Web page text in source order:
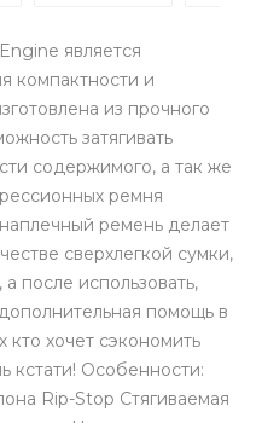
является
компактности и
из прочного
затягивать
содержимого, а так же
ремня
ремень делает
сверхлегкой сумки,
после использовать,
помощь в
кто хочет сэкономить
кстати! Особенности:
Rip-Stop Стягиваемая